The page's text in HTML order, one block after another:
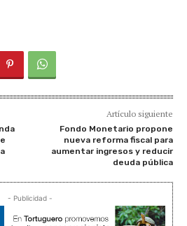
Artículo siguiente
Fondo Monetario propone
nueva reforma fiscal para
aumentar ingresos y reducir
deuda pública
- Publicidad -